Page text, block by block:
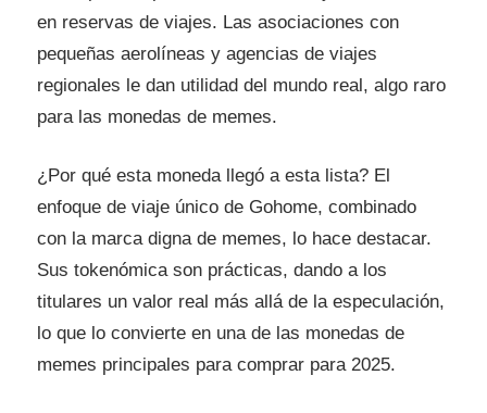
en reservas de viajes. Las asociaciones con
pequeñas aerolíneas y agencias de viajes
regionales le dan utilidad del mundo real, algo raro
para las monedas de memes.
¿Por qué esta moneda llegó a esta lista? El
enfoque de viaje único de Gohome, combinado
con la marca digna de memes, lo hace destacar.
Sus tokenómica son prácticas, dando a los
titulares un valor real más allá de la especulación,
lo que lo convierte en una de las monedas de
memes principales para comprar para 2025.